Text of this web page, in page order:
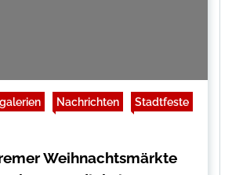
Nachrichten Stadtfeste
Weihnachtsmärkte